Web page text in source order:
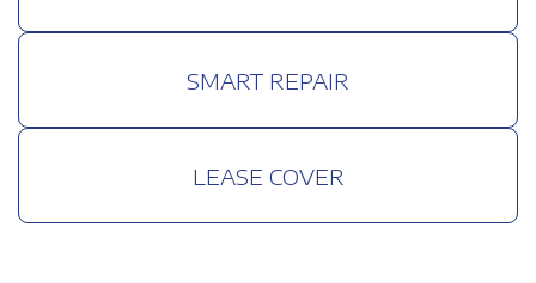
SMART REPAIR
LEASE COVER